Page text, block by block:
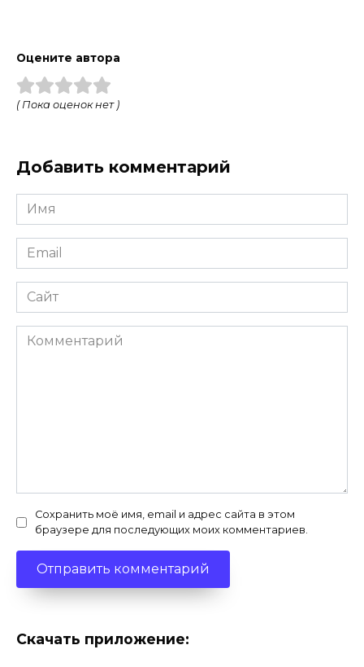
Оцените автора
( Пока оценок нет )
Добавить комментарий
Имя
*
Email
*
Сайт
Комментарий
Сохранить моё имя, email и адрес сайта в этом
браузере для последующих моих комментариев.
Скачать приложение: